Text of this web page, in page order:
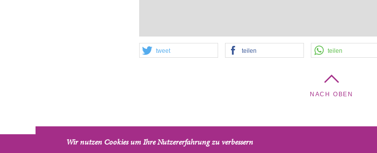
Wir nutzen Cookies um Ihre Nutzererfahrung zu verbessern
tweet teilen teilen
NACH OBEN
Verklärungskirche - Pfarrgemeinde Wien-Leopoldstadt und Brigittenau, Am Tabor 5, 1020 Wien, Österreich